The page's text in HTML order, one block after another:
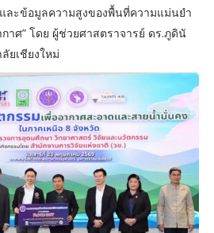
ละข้อมูลความสูงของพื้นที่ความแม่นยำ
าศ” โดย ผู้ช่วยศาสตราจารย์ ดร.ภูดินั
ยเชียงใหม่